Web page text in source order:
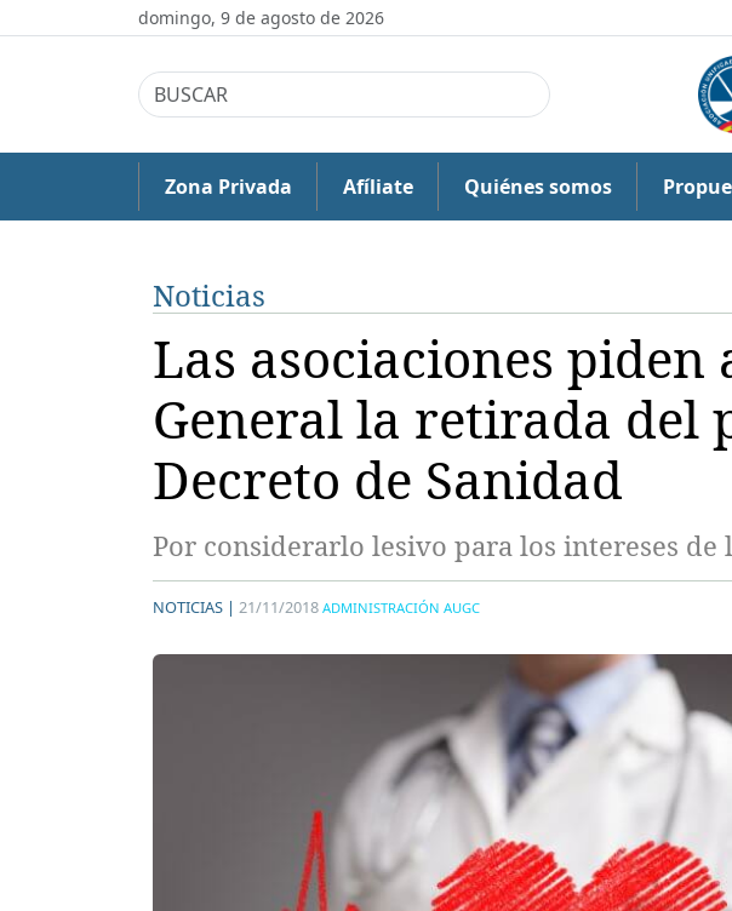
domingo, 9 de agosto de 2026
Zona Privada Afíliate Quiénes somos
Noticias
Las asociaciones
General la retirada del
Decreto de Sanidad
Por considerarlo lesivo para los intereses de
NOTICIAS | 21/11/2018 ADMINISTRACIÓN AUGC